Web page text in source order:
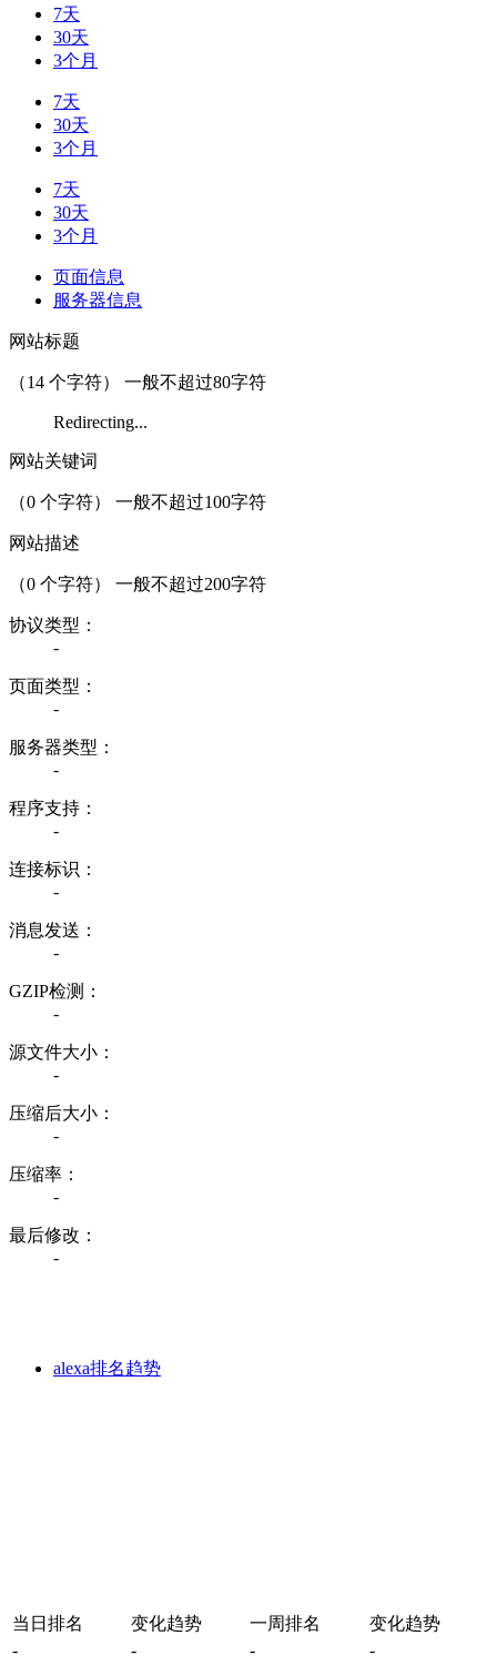
7天
30天
3个月
7天
30天
3个月
7天
30天
3个月
页面信息
服务器信息
网站标题
（14 个字符） 一般不超过80字符
Redirecting...
网站关键词
（0 个字符） 一般不超过100字符
网站描述
（0 个字符） 一般不超过200字符
协议类型：
-
页面类型：
-
服务器类型：
-
程序支持：
-
连接标识：
-
消息发送：
-
GZIP检测：
-
源文件大小：
-
压缩后大小：
-
压缩率：
-
最后修改：
-
alexa排名趋势
当日排名 变化趋势 一周排名
变化趋势
-
- -
-